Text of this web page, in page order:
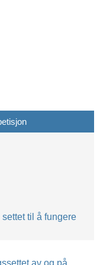
til å fungere
av og på